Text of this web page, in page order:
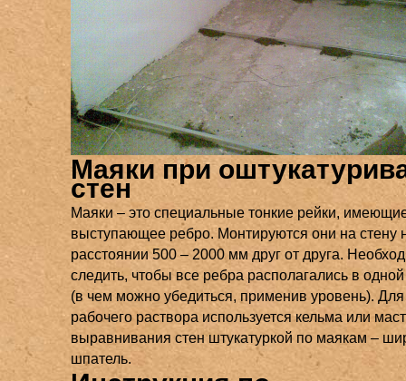
Маяки при
стен
Маяки – это специальные тонкие рейки,
выступающее ребро. Монтируются они на стену
расстоянии 500 – 2000 мм друг от друга.
следить, чтобы все ребра располагались в одной
(в чем можно убедиться, применив уровень).
рабочего раствора используется кельма или
выравнивания стен штукатуркой по маякам –
шпатель.